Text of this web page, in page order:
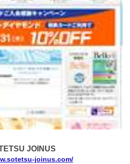
JOINUS
joinus.com/